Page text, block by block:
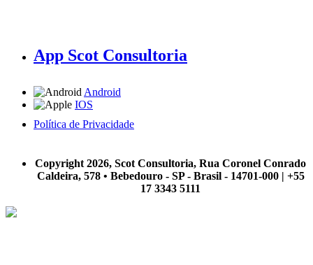
App Scot Consultoria
Android
IOS
Política de Privacidade
Copyright 2026, Scot Consultoria, Rua Coronel Conrado
Caldeira, 578 • Bebedouro - SP - Brasil - 14701-000 | +55
17 3343 5111